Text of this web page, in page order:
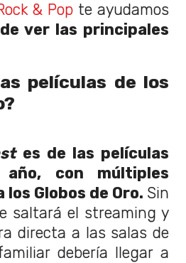
& Pop te ayudamos
ver las principales
películas de los
es de las películas
con múltiples
Globos de Oro. Sin
saltará el streaming y
directa a las salas de
debería llegar a